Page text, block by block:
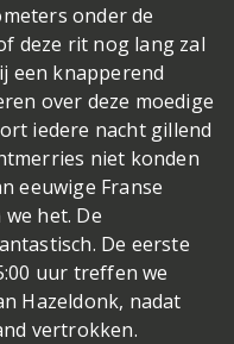
onder de
deze rit nog lang zal
een knapperend
over deze moedige
iedere nacht gillend
niet konden
eeuwige Franse
het. De
De eerste
uur treffen we
Hazeldonk, nadat
vertrokken.